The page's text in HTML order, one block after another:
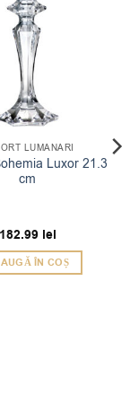
LUMANARI
Luxor 21.3
cm
182.99 lei
ÎN COȘ